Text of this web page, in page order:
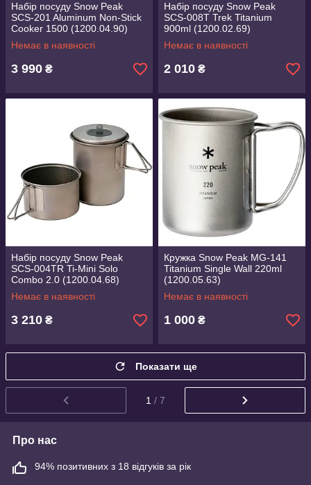
Набір посуду Snow Peak
SCS-201 Aluminum Non-Stick
Cooker 1500 (1200.04.90)
Немає в наявності
3 990 ₴
Набір посуду Snow Peak
SCS-008T Trek Titanium
900ml (1200.02.69)
Немає в наявності
2 010 ₴
Набір посуду Snow Peak
SCS-004TR Ti-Mini Solo
Combo 2.0 (1200.04.68)
Немає в наявності
3 210 ₴
Кружка Snow Peak MG-141
Titanium Single Wall 220ml
(1200.05.63)
Немає в наявності
1 000 ₴
Показати ще
1 / 7
Про нас
94% позитивних з 18 відгуків за рік